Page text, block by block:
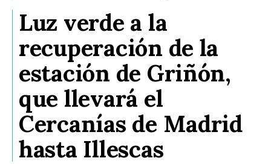
Luz verde a la
recuperación de la
estación de Griñón,
que llevará el
Cercanías de Madrid
hasta Illescas